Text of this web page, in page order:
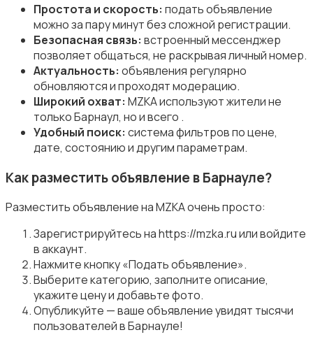
Стройматериалы и инструменты
Спорт и отдых
Простота и скорость: подать объявление
можно за пару минут без сложной регистрации.
Безопасная связь: встроенный мессенджер
позволяет общаться, не раскрывая личный номер.
Актуальность: объявления регулярно
обновляются и проходят модерацию.
Широкий охват: MZKA используют жители не
только Барнаул, но и всего .
Удобный поиск: система фильтров по цене,
дате, состоянию и другим параметрам.
Как разместить объявление в Барнауле?
Разместить объявление на MZKA очень просто:
Зарегистрируйтесь на https://mzka.ru или войдите
в аккаунт.
Нажмите кнопку «Подать объявление».
Выберите категорию, заполните описание,
укажите цену и добавьте фото.
Опубликуйте — ваше объявление увидят тысячи
пользователей в Барнауле!